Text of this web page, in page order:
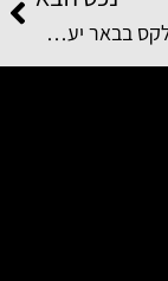
למכירה דופלקס בבאר יעקב בשכונת ליכטנשטיין ברחוב אברהם ליכטנשטיין